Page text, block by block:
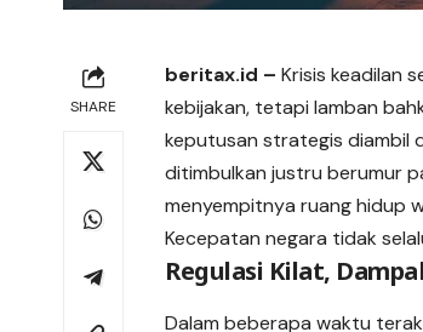
SHARE
beritax.id –Krisis keadilan
kebijakan, tetapi lamban
keputusan strategis diambil
ditimbulkan justru berumur
menyempitnya ruang hidup
Kecepatan negara tidak
Regulasi Kilat,
Dalam beberapa waktu